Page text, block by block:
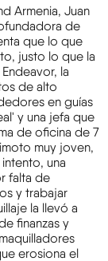
Armenia, Juan
de
que lo que
justo lo que la
la
de alto
en guías
y una jefa que
de oficina de 7
muy joven,
una
falta de
y trabajar
la llevó a
finanzas y
erosiona el